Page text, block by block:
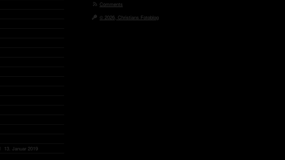
13. Januar 2019
Comments
© 2026, Christians Fotoblog